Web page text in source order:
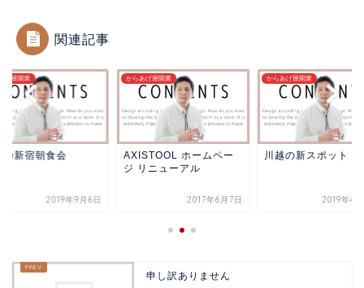
関連記事
げ屋開業
の新宿朝食会
2019年9月6日
からあげ屋開業
AXISTOOL ホームペー
ジ リニューアル
2017年6月7日
からあげ屋開業
川越の新スポット
2019年4
申し訳ありません